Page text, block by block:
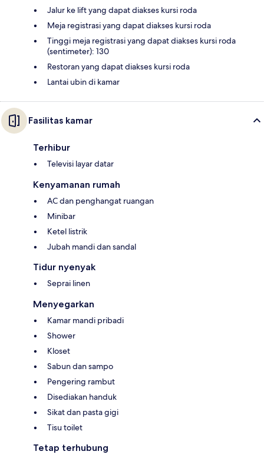
Jalur ke lift yang dapat diakses kursi roda
Meja registrasi yang dapat diakses kursi roda
Tinggi meja registrasi yang dapat diakses kursi roda
(sentimeter): 130
Restoran yang dapat diakses kursi roda
Lantai ubin di kamar
Fasilitas kamar
Terhibur
Televisi layar datar
Kenyamanan rumah
AC dan penghangat ruangan
Minibar
Ketel listrik
Jubah mandi dan sandal
Tidur nyenyak
Seprai linen
Menyegarkan
Kamar mandi pribadi
Shower
Kloset
Sabun dan sampo
Pengering rambut
Disediakan handuk
Sikat dan pasta gigi
Tisu toilet
Tetap terhubung